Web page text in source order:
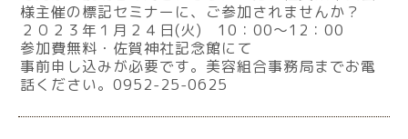
様主催の標記セミナーに、ご参加されませんか？
２０２３年１月２４日(火) 10：00～12：00
参加費無料・佐賀神社記念館にて
事前申し込みが必要です。美容組合事務局までお電
話ください。0952-25-0625